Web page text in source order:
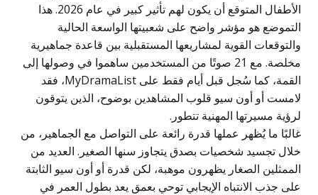
الأطفال المتوقع أن يكون لهم تأثير كبير في عام 2026. هذا
هو مؤشر واضح على شعبيتها الواسعة الحالية
القوية لمشاريعها المستقبلية بين قاعدة جماهيرية
مخلصة. مع 21 صوتًا من المستخدمين ساهموا في وصولها إلى
القمة، كما سُجل قبل أيام فقط على MyDramaList، فقد
أو أون سيو قلوب المشاهدين بوضوح، الذين يتوقون
مسيرتها المهنية تتطور.
ما يُظهر عملها قدرة رائعة على التواصل مع الجماهير، من
تجسيد شخصيات بصدق يتجاوز سنها الصغير. العديد من
الصغار يظهرون موهبة، لكن قدرة أو أون سيو الثابتة
جذب الانتباه الإيجابي توحي بعمق يعد بطول العمر في